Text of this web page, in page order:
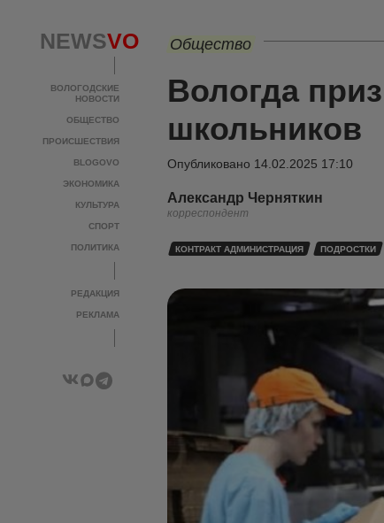
NEWSVO
ВОЛОГОДСКИЕ
НОВОСТИ
ОБЩЕСТВО
ПРОИСШЕСТВИЯ
BLOGOVO
ЭКОНОМИКА
КУЛЬТУРА
СПОРТ
ПОЛИТИКА
РЕДАКЦИЯ
РЕКЛАМА
Общество
Вологда
школьников
Опубликовано 14.02.2025 17:10
Александр Черняткин
корреспондент
КОНТРАКТ АДМИНИСТРАЦИЯ ПОДРОСТКИ